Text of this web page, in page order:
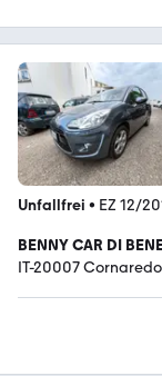
Unfallfrei • EZ 12/
BENNY CAR DI
IT-20007 Cornaredo